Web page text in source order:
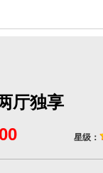
厅独享
星级：